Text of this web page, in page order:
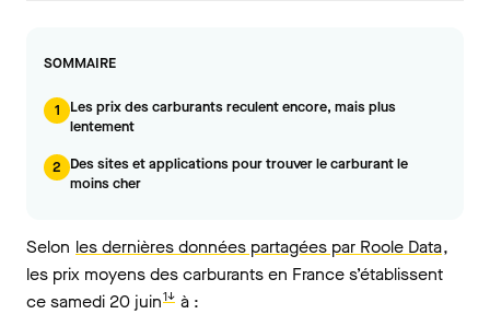
SOMMAIRE
1
Les prix des carburants reculent encore, mais plus
lentement
2 Des sites et applications pour trouver le carburant le
moins cher
Selon les dernières données partagées par Roole Data,
les prix moyens des carburants en France s’établissent
ce samedi 20 juin1↓ à :